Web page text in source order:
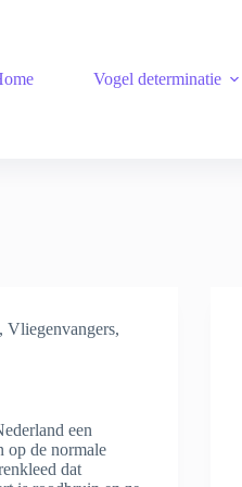
Vogel determinatie
, Vliegenvangers,
een
op de normale
dat